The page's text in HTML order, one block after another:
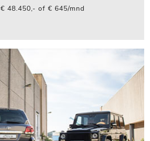
€ 48.450,- of € 645/mnd